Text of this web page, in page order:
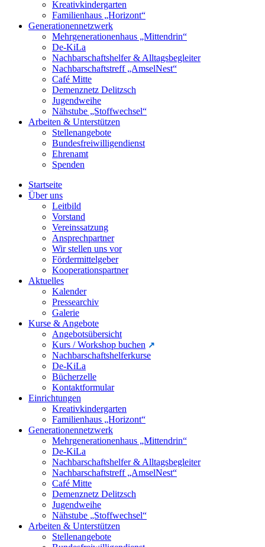
Kreativkindergarten
Familienhaus „Horizont“
Generationennetzwerk
Mehrgenerationenhaus „Mittendrin“
De-KiLa
Nachbarschaftshelfer & Alltagsbegleiter
Nachbarschaftstreff „AmselNest“
Café Mitte
Demenznetz Delitzsch
Jugendweihe
Nähstube „Stoffwechsel“
Arbeiten & Unterstützen
Stellenangebote
Bundesfreiwilligendienst
Ehrenamt
Spenden
Startseite
Über uns
Leitbild
Vorstand
Vereinssatzung
Ansprechpartner
Wir stellen uns vor
Fördermittelgeber
Kooperationspartner
Aktuelles
Kalender
Pressearchiv
Galerie
Kurse & Angebote
Angebotsübersicht
Kurs / Workshop buchen
Nachbarschaftshelferkurse
De-KiLa
Bücherzelle
Kontaktformular
Einrichtungen
Kreativkindergarten
Familienhaus „Horizont“
Generationennetzwerk
Mehrgenerationenhaus „Mittendrin“
De-KiLa
Nachbarschaftshelfer & Alltagsbegleiter
Nachbarschaftstreff „AmselNest“
Café Mitte
Demenznetz Delitzsch
Jugendweihe
Nähstube „Stoffwechsel“
Arbeiten & Unterstützen
Stellenangebote